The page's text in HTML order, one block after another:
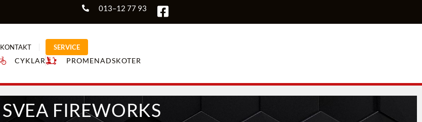
013–12 77 93
KONTAKT SERVICE
CYKLAR PROMENADSKOTER
SVEA FIREWORKS